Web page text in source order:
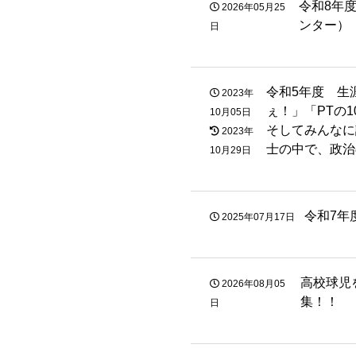
2026年05月25
日
令和8年
ンター）
2023年
10月05日
2023年
10月29日
令和5年度 生
ぇ！」「PTの
そしてみんな
士の中で、政
2025年07月17日 令和7年
2026年08月05
日
高校球児
集！！